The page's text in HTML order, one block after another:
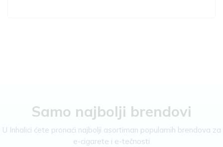
Samo najbolji brendovi
U Inhalici ćete pronaći najbolji asortiman popularnih brendova za
e-cigarete i e-tečnosti